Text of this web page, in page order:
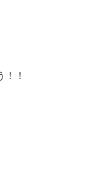
！